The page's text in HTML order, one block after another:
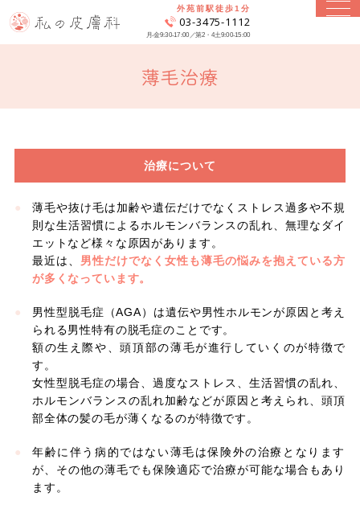
外苑前駅徒歩1分
03-3475-1112
月-金9:30-17:00／第2・4土9:00-15:00
薄毛治療
治療について
薄毛や抜け毛は加齢や遺伝だけでなくストレス過多や不規
則な生活習慣によるホルモンバランスの乱れ、無理なダイ
エットなど様々な原因があります。
最近は、 男性だけでなく女性も薄毛の悩みを抱えている方
が多くなっています。
男性型脱毛症（AGA）は遺伝や男性ホルモンが原因と考え
られる男性特有の脱毛症のことです。
額の生え際や、頭頂部の薄毛が進行していくのが特徴で
す。
女性型脱毛症の場合、過度なストレス、生活習慣の乱れ、
ホルモンバランスの乱れ加齢などが原因と考えられ、頭頂
部全体の髪の毛が薄くなるのが特徴です。
年齢に伴う病的ではない薄毛は保険外の治療となります
が、その他の薄毛でも保険適応で治療が可能な場合もあり
ます。